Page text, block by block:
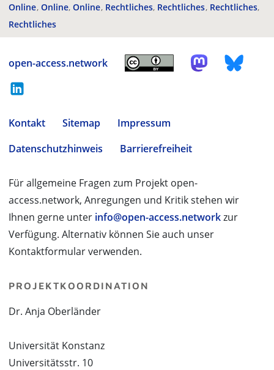
Online Online Online Rechtliches Rechtliches Rechtliches
Rechtliches
open-access.network
Kontakt Sitemap
Impressum
Datenschutzhinweis
Barrierefreiheit
Für allgemeine Fragen zum Projekt open-
access.network, Anregungen und Kritik stehen wir
Ihnen gerne unter info@open-access.networkzur
Verfügung. Alternativ können Sie auch unser
Kontaktformular verwenden.
PROJEKTKOORDINATION
Dr. Anja Oberländer
Universität Konstanz
Universitätsstr. 10